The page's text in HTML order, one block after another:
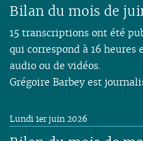
Bilan du mois de
15 transcriptions ont été
qui correspond à 16
audio ou de vidéos.
Grégoire Barbey est
Lundi 1er juin 2026